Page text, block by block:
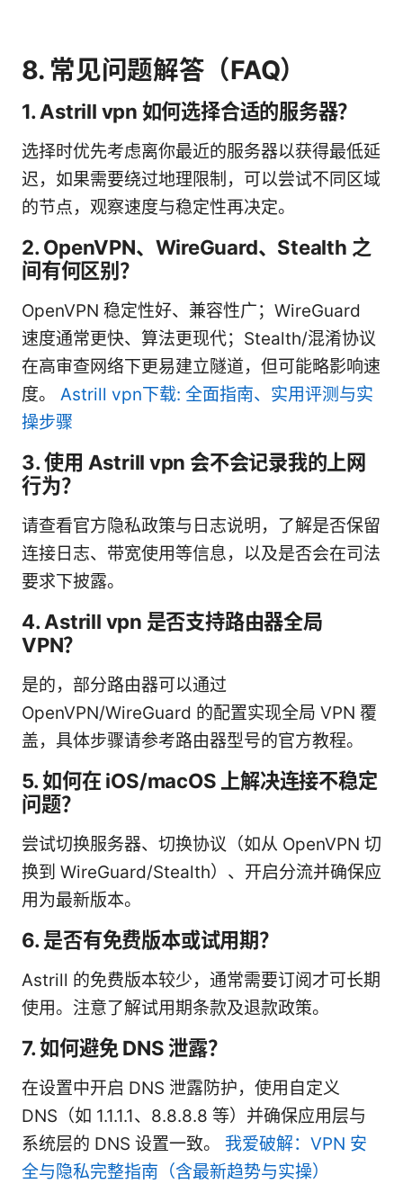
8. 常见问题解答（FAQ）
1. Astrill vpn 如何选择合适的服务器？
选择时优先考虑离你最近的服务器以获得最低延
迟，如果需要绕过地理限制，可以尝试不同区域
的节点，观察速度与稳定性再决定。
2. OpenVPN、WireGuard、Stealth 之
间有何区别？
OpenVPN 稳定性好、兼容性广；WireGuard
速度通常更快、算法更现代；Stealth/混淆协议
在高审查网络下更易建立隧道，但可能略影响速
度。 Astrill vpn下载: 全面指南、实用评测与实
操步骤
3. 使用 Astrill vpn 会不会记录我的上网
行为？
请查看官方隐私政策与日志说明，了解是否保留
连接日志、带宽使用等信息，以及是否会在司法
要求下披露。
4. Astrill vpn 是否支持路由器全局
VPN？
是的，部分路由器可以通过
OpenVPN/WireGuard 的配置实现全局 VPN 覆
盖，具体步骤请参考路由器型号的官方教程。
5. 如何在 iOS/macOS 上解决连接不稳定
问题？
尝试切换服务器、切换协议（如从 OpenVPN 切
换到 WireGuard/Stealth）、开启分流并确保应
用为最新版本。
6. 是否有免费版本或试用期？
Astrill 的免费版本较少，通常需要订阅才可长期
使用。注意了解试用期条款及退款政策。
7. 如何避免 DNS 泄露？
在设置中开启 DNS 泄露防护，使用自定义
DNS（如 1.1.1.1、8.8.8.8 等）并确保应用层与
系统层的 DNS 设置一致。 我爱破解：VPN 安
全与隐私完整指南（含最新趋势与实操）